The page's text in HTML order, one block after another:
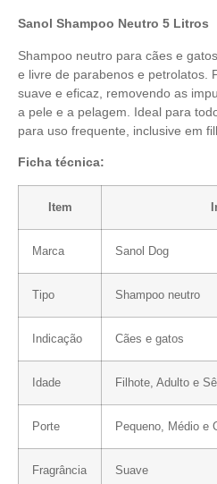
Sanol Shampoo Neutro 5 Litros
Shampoo neutro para cães e
e livre de parabenos e petrolatos.
suave e eficaz, removendo as
a pele e a pelagem. Ideal para
para uso frequente, inclusive em
Ficha técnica:
Item
Marca Sanol Dog
Tipo Shampoo neutro
Indicação Cães e gatos
Idade Filhote, Adulto e
Porte Pequeno, Médio e
Fragrância Suave